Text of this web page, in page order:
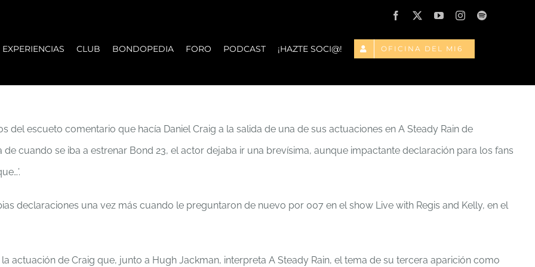
Facebook
X YouTubeInstagramSpotify
EXPERIENCIAS CLUB BONDOPEDIA FORO PODCAST ¡HAZTE SOCI@! OFICINA DEL MI6
escueto comentario que hacía Daniel Craig a la salida de una de sus actuaciones en A Steady Rain de
cuando se iba a estrenar Bond 23, el actor dejaba ir una brevísima, aunque impactante declaración para los fans
declaraciones una vez más cuando le preguntaron de nuevo por 007 en el show Live with Regis and Kelly, en el
actuación de Craig que, junto a Hugh Jackman, interpreta A Steady Rain, el tema de su tercera aparición como